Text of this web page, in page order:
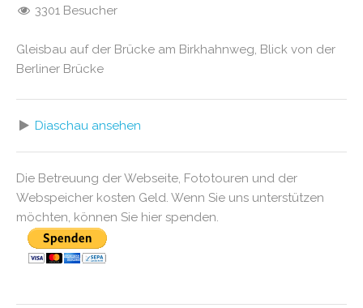
3301 Besucher
Gleisbau auf der Brücke am Birkhahnweg, Blick von der
Berliner Brücke
Diaschau ansehen
Die Betreuung der Webseite, Fototouren und der
Webspeicher kosten Geld. Wenn Sie uns unterstützen
möchten, können Sie hier spenden.